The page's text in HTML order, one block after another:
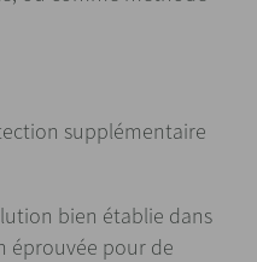
supplémentaire
bien établie dans
éprouvée pour de